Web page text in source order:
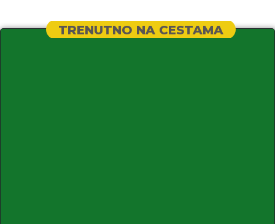
TRENUTNO NA CESTAMA